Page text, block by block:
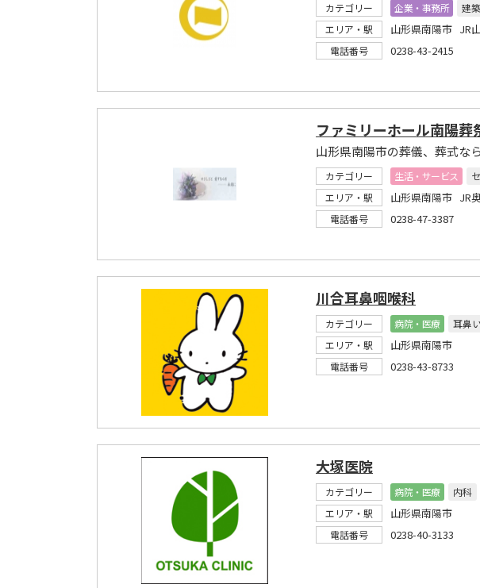
カテゴリー 企業・事務所
建
エリア・駅
山形県南陽市 JR
電話番号 0238-43-2415
ファミリーホール南陽葬
カテゴリー 生活・サービス
エリア・駅
山形県南陽市 JR
電話番号 0238-47-3387
川合耳鼻咽喉科
カテゴリー 病院・医療
耳鼻
エリア・駅
山形県南陽市
電話番号 0238-43-8733
大塚医院
カテゴリー 病院・医療
内科
エリア・駅
山形県南陽市
電話番号 0238-40-3133